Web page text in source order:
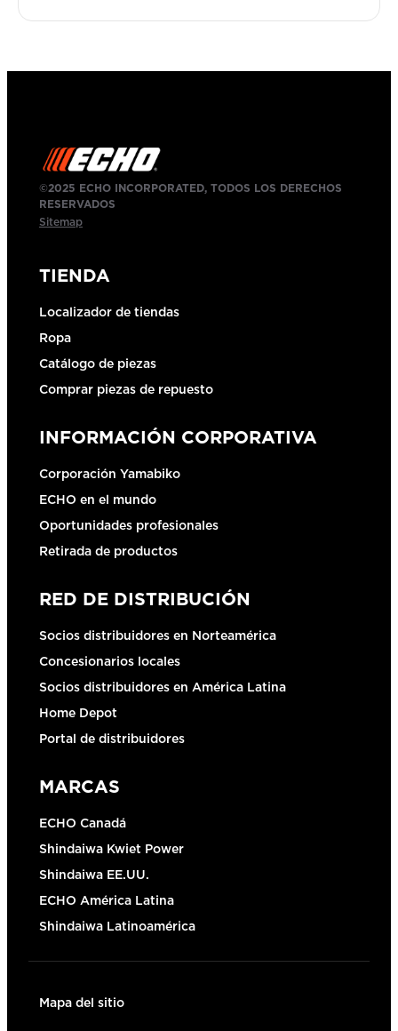
©2025 ECHO INCORPORATED, TODOS LOS DERECHOS
RESERVADOS
Sitemap
TIENDA
Localizador de tiendas
Ropa
Catálogo de piezas
Comprar piezas de repuesto
INFORMACIÓN CORPORATIVA
Corporación Yamabiko
ECHO en el mundo
Oportunidades profesionales
Retirada de productos
RED DE DISTRIBUCIÓN
Socios distribuidores en Norteamérica
Concesionarios locales
Socios distribuidores en América Latina
Home Depot
Portal de distribuidores
MARCAS
ECHO Canadá
Shindaiwa Kwiet Power
Shindaiwa EE.UU.
ECHO América Latina
Shindaiwa Latinoamérica
Mapa del sitio